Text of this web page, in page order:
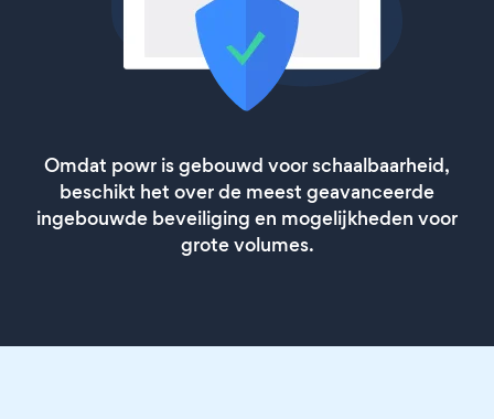
Omdat powr is gebouwd voor schaalbaarheid,
beschikt het over de meest geavanceerde
ingebouwde beveiliging en mogelijkheden voor
grote volumes.